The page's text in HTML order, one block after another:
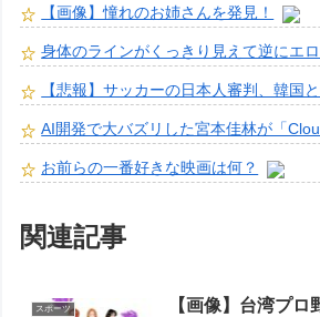
【画像】憧れのお姉さんを発見！
身体のラインがくっきり見えて逆にエ
【悲報】サッカーの日本人審判、韓国
AI開発で大バズリした宮本佳林が「
お前らの一番好きな映画は何？
関連記事
スポーツ
【画像】台湾プロ